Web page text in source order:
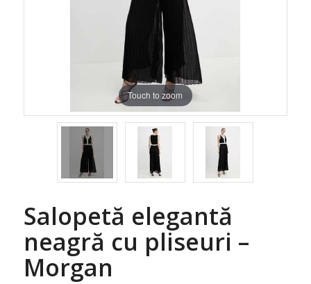
Touch to zoom
Salopetă elegantă
neagră cu pliseuri –
Morgan